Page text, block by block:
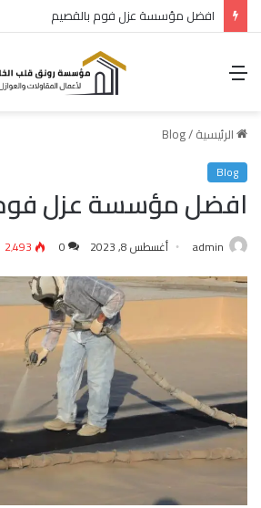
افضل مؤسسة عزل فوم بالقصيم
القائمة
الرئيسية/
Blog
Blog
افضل مؤسسة عزل
admin أغسطس 8, 2023 0 2٬493